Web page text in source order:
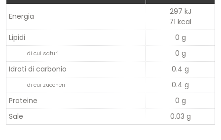
Energia
297 kJ
71 kcal
Lipidi
0 g
di cui saturi
0 g
Idrati di carbonio
0.4 g
di cui zuccheri
0.4 g
Proteine
0 g
Sale
0.03 g